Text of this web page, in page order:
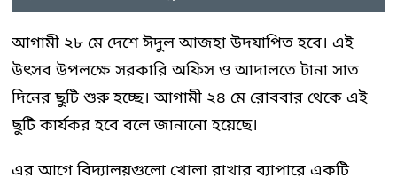
আগামী ২৮ মে দেশে ঈদুল আজহা উদযাপিত হবে। এই
উৎসব উপলক্ষে সরকারি অফিস ও আদালতে টানা সাত
দিনের ছুটি শুরু হচ্ছে। আগামী ২৪ মে রোববার থেকে এই
ছুটি কার্যকর হবে বলে জানানো হয়েছে।
এর আগে বিদ্যালয়গুলো খোলা রাখার ব্যাপারে একটি